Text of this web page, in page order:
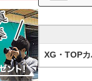
XG・TOP